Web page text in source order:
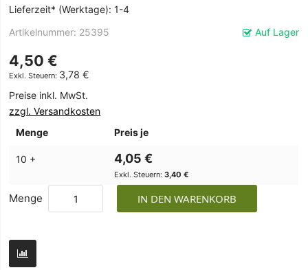
Lieferzeit* (Werktage): 1-4
Auf Lager
Artikelnummer 25395
4,50 €
3,78 €
Preise inkl. MwSt.
zzgl. Versandkosten
Menge
Preis je
10 + 4,05 €
3,40 €
Menge IN DEN WARENKORB